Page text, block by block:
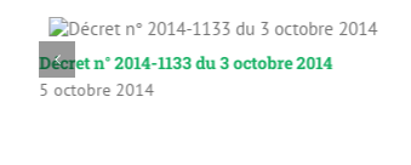
Décret n° 2014-1133 du 3 octobre 2014
5 octobre 2014